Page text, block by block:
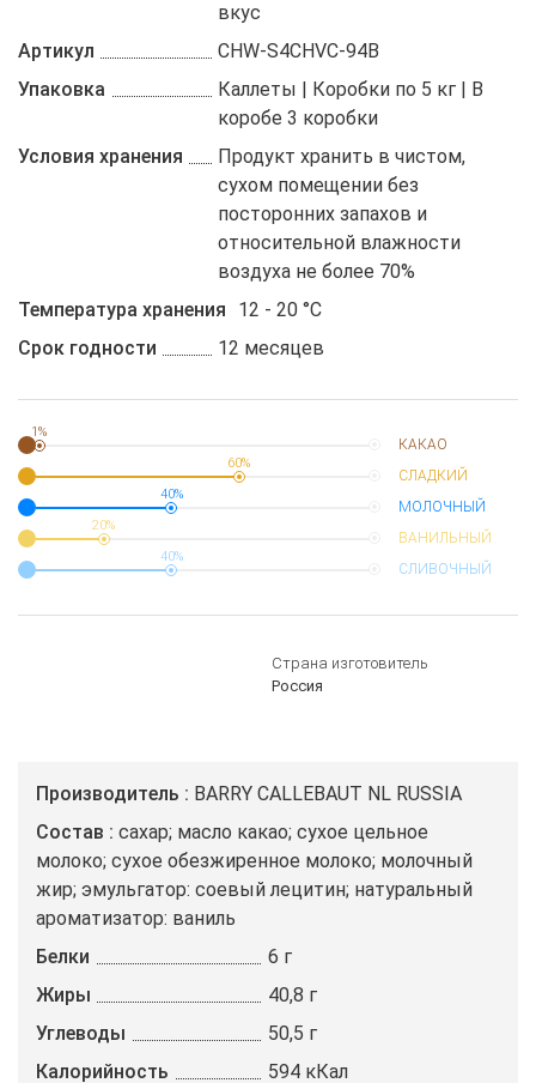
вкус
Артикул
CHW-S4CHVC-94B
Упаковка
Каллеты | Коробки по 5 кг | В
коробе 3 коробки
Условия хранения
Продукт хранить в чистом,
сухом помещении без
посторонних запахов и
относительной влажности
воздуха не более 70%
Температура хранения
12 - 20 °C
Срок годности
12 месяцев
1%
КАКАО
60%
СЛАДКИЙ
40%
МОЛОЧНЫЙ
20%
ВАНИЛЬНЫЙ
40%
СЛИВОЧНЫЙ
Страна изготовитель
Россия
Производитель
BARRY CALLEBAUT NL RUSSIA
Состав
сахар; масло какао; сухое цельное
молоко; сухое обезжиренное молоко; молочный
жир; эмульгатор: соевый лецитин; натуральный
ароматизатор: ваниль
Белки
6 г
Жиры
40,8 г
Углеводы
50,5 г
Калорийность
594 кКал